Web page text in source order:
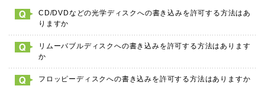
CD/DVDなどの光学ディスクへの書き込みを許可する方法はあ
りますか
リムーバブルディスクへの書き込みを許可する方法はあります
か
フロッピーディスクへの書き込みを許可する方法はありますか